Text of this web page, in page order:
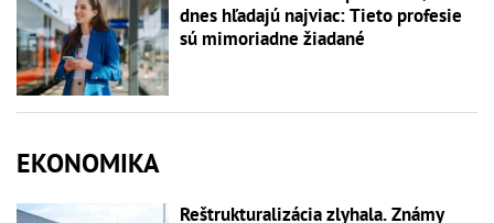
dnes hľadajú najviac: Tieto profesie
sú mimoriadne žiadané
EKONOMIKA
Reštrukturalizácia zlyhala. Známy